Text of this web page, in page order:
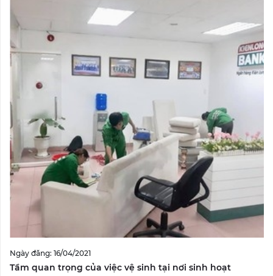
Ngày đăng: 16/04/2021
Tầm quan trọng của việc vệ sinh tại nơi sinh hoạt